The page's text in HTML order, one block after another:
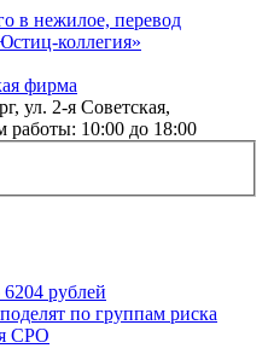
фирма
ул. 2-я Советская,
10:00 до 18:00
рублей
по группам риска
СРО